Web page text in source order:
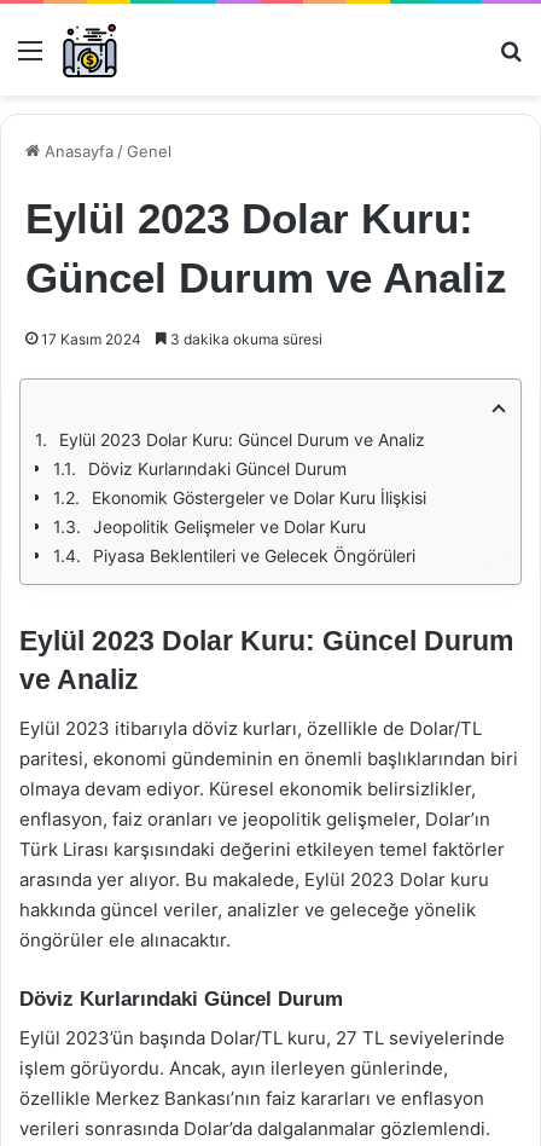
Menü
Anasayfa /Genel
Eylül 2023 Dolar Kuru:
Güncel Durum ve Analiz
17 Kasım 2024 3 dakika okuma süresi
Eylül 2023 Dolar Kuru: Güncel Durum ve Analiz
Döviz Kurlarındaki Güncel Durum
Ekonomik Göstergeler ve Dolar Kuru İlişkisi
Jeopolitik Gelişmeler ve Dolar Kuru
Piyasa Beklentileri ve Gelecek Öngörüleri
Eylül 2023 Dolar Kuru: Güncel Durum
ve Analiz
Eylül 2023 itibarıyla döviz kurları, özellikle de Dolar/TL
paritesi, ekonomi gündeminin en önemli başlıklarından biri
olmaya devam ediyor. Küresel ekonomik belirsizlikler,
enflasyon, faiz oranları ve jeopolitik gelişmeler, Dolar’ın
Türk Lirası karşısındaki değerini etkileyen temel faktörler
arasında yer alıyor. Bu makalede, Eylül 2023 Dolar kuru
hakkında güncel veriler, analizler ve geleceğe yönelik
öngörüler ele alınacaktır.
Döviz Kurlarındaki Güncel Durum
Eylül 2023’ün başında Dolar/TL kuru, 27 TL seviyelerinde
işlem görüyordu. Ancak, ayın ilerleyen günlerinde,
özellikle Merkez Bankası’nın faiz kararları ve enflasyon
verileri sonrasında Dolar’da dalgalanmalar gözlemlendi.